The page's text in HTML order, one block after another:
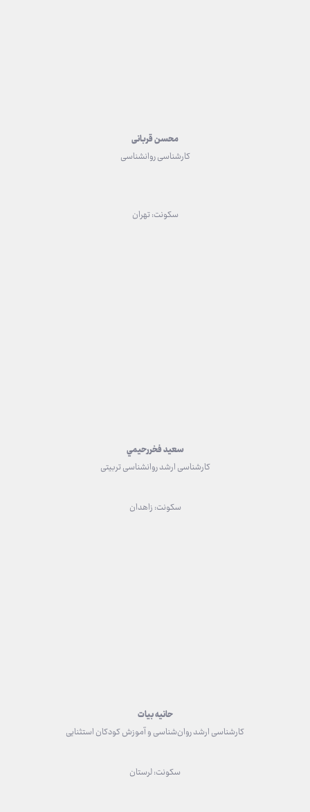
محسن قربانی
کارشناسی روانشناسی
سکونت: تهران
سعيد فخررحيمي
کارشناسی ارشد روانشناسی تربیتی
سکونت: زاهدان
حانیه بیات
کارشناسی ارشد روان‌شناسی و آموزش کودکان استثنایی
سکونت: لرستان